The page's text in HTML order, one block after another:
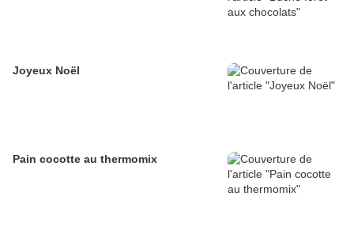
Joyeux Noël
Pain cocotte au thermomix